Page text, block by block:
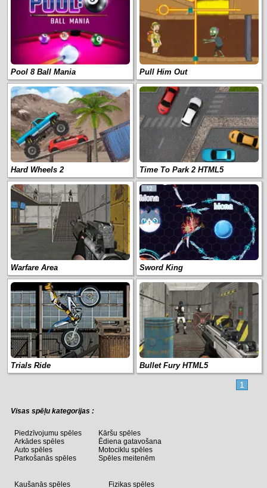
Pool 8 Ball Mania Pull Him Out
Hard Wheels 2 Time To Park 2 HTML5
Warfare Area Sword King
Trials Ride Bullet Fury HTML5
1
Visas spēļu kategorijas :
Piedzīvojumu spēles
Arkādes spēles
Auto spēles
Parkošanās spēles
Kāršu spēles
Ēdiena gatavošana
Motociklu spēles
Spēles meitenēm
Kaušanās spēles Fizikas spēles